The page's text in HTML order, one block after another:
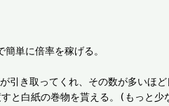
単に倍率を稼げる。
き取ってくれ、その数が多いほど
と白紙の巻物を貰える。(もっと少